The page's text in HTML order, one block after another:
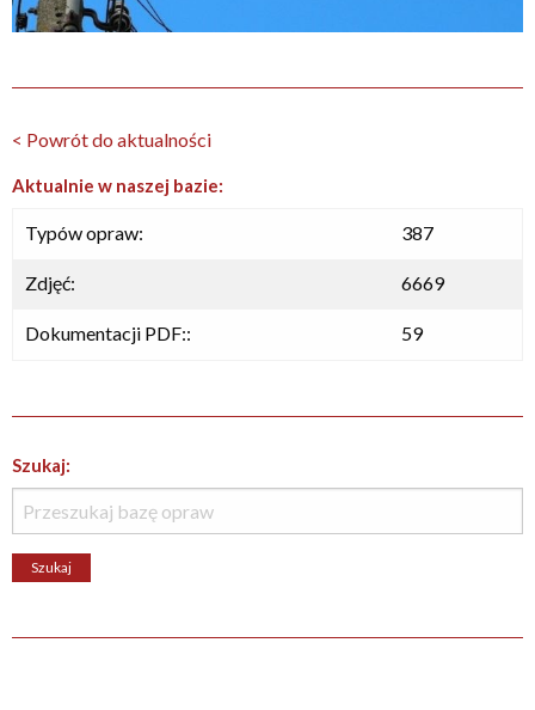
< Powrót do aktualności
Aktualnie w naszej bazie:
Typów opraw: 387
Zdjęć: 6669
Dokumentacji PDF:: 59
Szukaj: